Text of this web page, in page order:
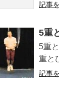
記事
5重
5重
重と
記事